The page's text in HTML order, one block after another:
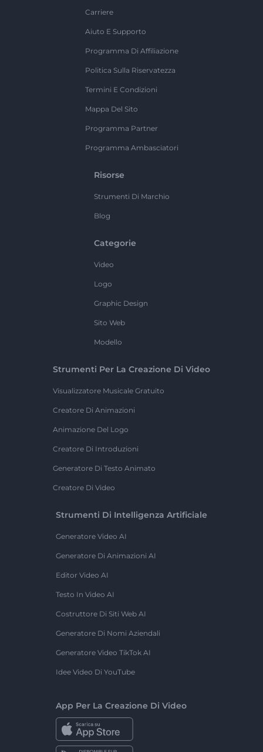
Carriere
Aiuto E Supporto
Programma Di Affiliazione
Politica Sulla Riservatezza
Termini E Condizioni
Mappa Del Sito
Programma Partner
Programma Ambasciatori
Risorse
Strumenti Di Marchio
Blog
Categorie
Video
Logo
Graphic Design
Sito Web
Modello
Strumenti Per La Creazione Di Video
Visualizzatore Musicale Gratuito
Creatore Di Animazioni
Animazione Del Logo
Creatore Di Introduzioni
Generatore Di Testo Animato
Creatore Di Video
Strumenti Di Intelligenza Artificiale
Generatore Video AI
Generatore Di Animazioni AI
Editor Video AI
Testo In Video AI
Costruttore Di Siti Web AI
Generatore Di Nomi Aziendali
Generatore Video TikTok AI
Idee Video Di YouTube
App Per La Creazione Di Video